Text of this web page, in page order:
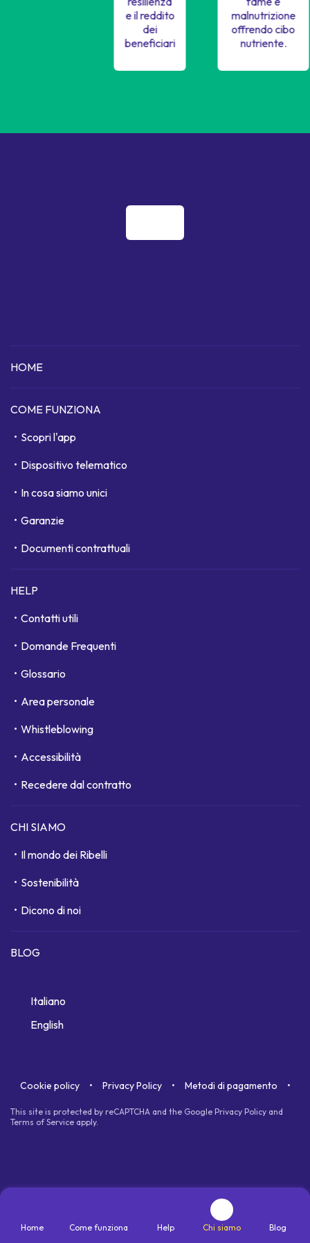
Home Come funziona Help Chi siamo Blog
e il reddito
dei
beneficiari
malnutrizione
offrendo cibo
nutriente.
HOME
COME FUNZIONA
Scopri l'app
Dispositivo telematico
In cosa siamo unici
Garanzie
Documenti contrattuali
HELP
Contatti utili
Domande Frequenti
Glossario
Area personale
Whistleblowing
Accessibilità
Recedere dal contratto
CHI SIAMO
Il mondo dei Ribelli
Sostenibilità
Dicono di noi
BLOG
Italiano
English
Cookie policy Privacy Policy Metodi di pagamento
This site is protected by reCAPTCHA and the Google Privacy Policy and
Terms of Service apply.